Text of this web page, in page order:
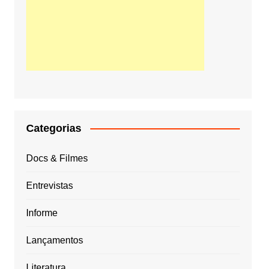
Categorias
Docs & Filmes
Entrevistas
Informe
Lançamentos